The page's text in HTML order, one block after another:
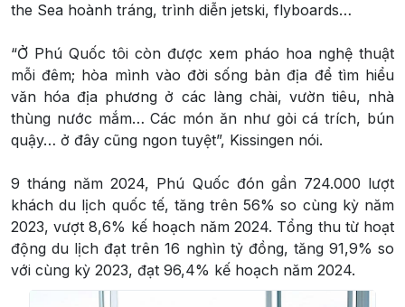
the Sea hoành tráng, trình diễn jetski, flyboards…
“Ở Phú Quốc tôi còn được xem pháo hoa nghệ thuật
mỗi đêm; hòa mình vào đời sống bản địa để tìm hiểu
văn hóa địa phương ở các làng chài, vườn tiêu, nhà
thùng nước mắm… Các món ăn như gỏi cá trích, bún
quậy… ở đây cũng ngon tuyệt”, Kissingen nói.
9 tháng năm 2024, Phú Quốc đón gần 724.000 lượt
khách du lịch quốc tế, tăng trên 56% so cùng kỳ năm
2023, vượt 8,6% kế hoạch năm 2024. Tổng thu từ hoạt
động du lịch đạt trên 16 nghìn tỷ đồng, tăng 91,9% so
với cùng kỳ 2023, đạt 96,4% kế hoạch năm 2024.